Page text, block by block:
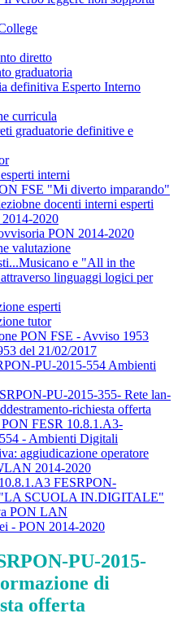
diretto
graduatoria
definitiva Esperto Interno
curricula
graduatorie definitive e
interni
FSE "Mi diverto imparando"
docenti interni esperti
2020
PON 2014-2020
valutazione
e "All in the
linguaggi logici per
esperti
tutor
PON FSE - Avviso 1953
del 21/02/2017
PU-2015-554 Ambienti
PU-2015-355- Rete lan-
richiesta offerta
FESR 10.8.1.A3-
- Ambienti Digitali
aggiudicazione operatore
2014-2020
FESRPON-
SCUOLA IN.DIGITALE"
PON LAN
- PON 2014-2020
PU-2015-
di
offerta